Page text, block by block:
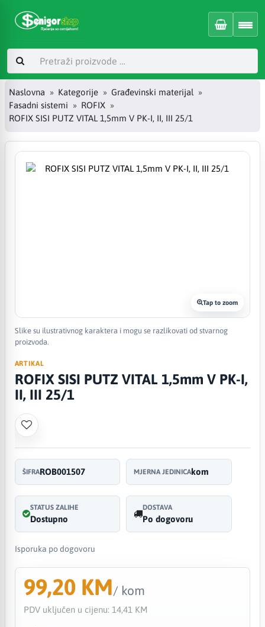
Naslovna Kategorije
Građevinski materijal
Fasadni sistemi
ROFIX
ROFIX SISI PUTZ VITAL 1,5mm V PK-I, II, III 25/1
Tap to zoom
Slike su ilustrativnog karaktera i mogu se razlikovati od stvarnog
proizvoda.
ARTIKAL
ROFIX SISI PUTZ VITAL 1,5mm V PK-I,
II, III 25/1
ŠIFRAROB001507 MJERNA JEDINICAkom
STATUS ZALIHE
Dostupno
DOSTAVA
Po dogovoru
Isporuka po dogovoru
99,20 KM/ kom
PDV uključen u cijenu: 14,41 KM